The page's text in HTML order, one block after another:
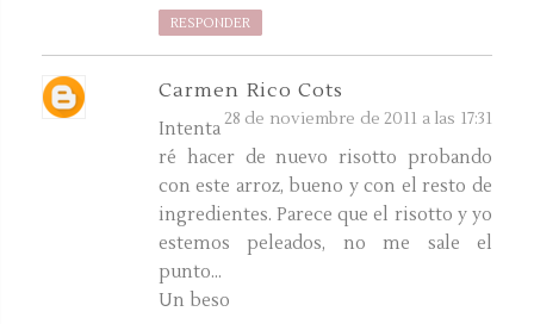
RESPONDER
Carmen Rico Cots
28 de noviembre de 2011 a las 17:31
Intenta
ré hacer de nuevo risotto probando
con este arroz, bueno y con el resto de
ingredientes. Parece que el risotto y yo
estemos peleados, no me sale el
punto...
Un beso